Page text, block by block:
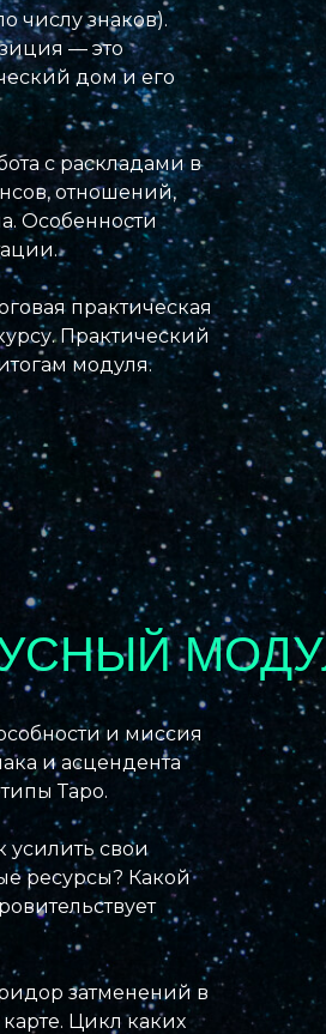
числу знаков).
— это
дом и его
с раскладами в
отношений,
Особенности
практическая
Практический
модуля.
и миссия
и асцендента
Таро.
усилить свои
ресурсы? Какой
затменений в
Цикл каких